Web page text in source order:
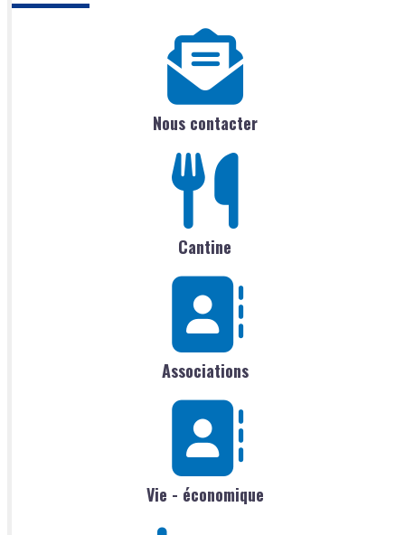
Nous contacter
Cantine
Associations
Vie - économique